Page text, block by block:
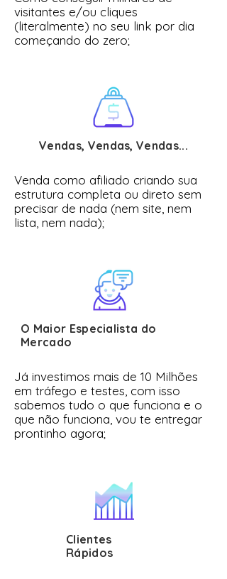
visitantes e/ou cliques
(literalmente) no seu link por dia
começando do zero;
Vendas, Vendas, Vendas...
Venda como afiliado criando sua
estrutura completa ou direto sem
precisar de nada (nem site, nem
lista, nem nada);
O Maior Especialista do
Mercado
Já investimos mais de 10 Milhões
em tráfego e testes, com isso
sabemos tudo o que funciona e o
que não funciona, vou te entregar
prontinho agora;
Clientes
Rápidos